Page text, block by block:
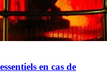
en cas de